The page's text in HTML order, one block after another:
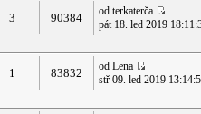
3 90384
od terkaterča
pát 18. led 2019
1 83832
od Lena
stř 09. led 2019